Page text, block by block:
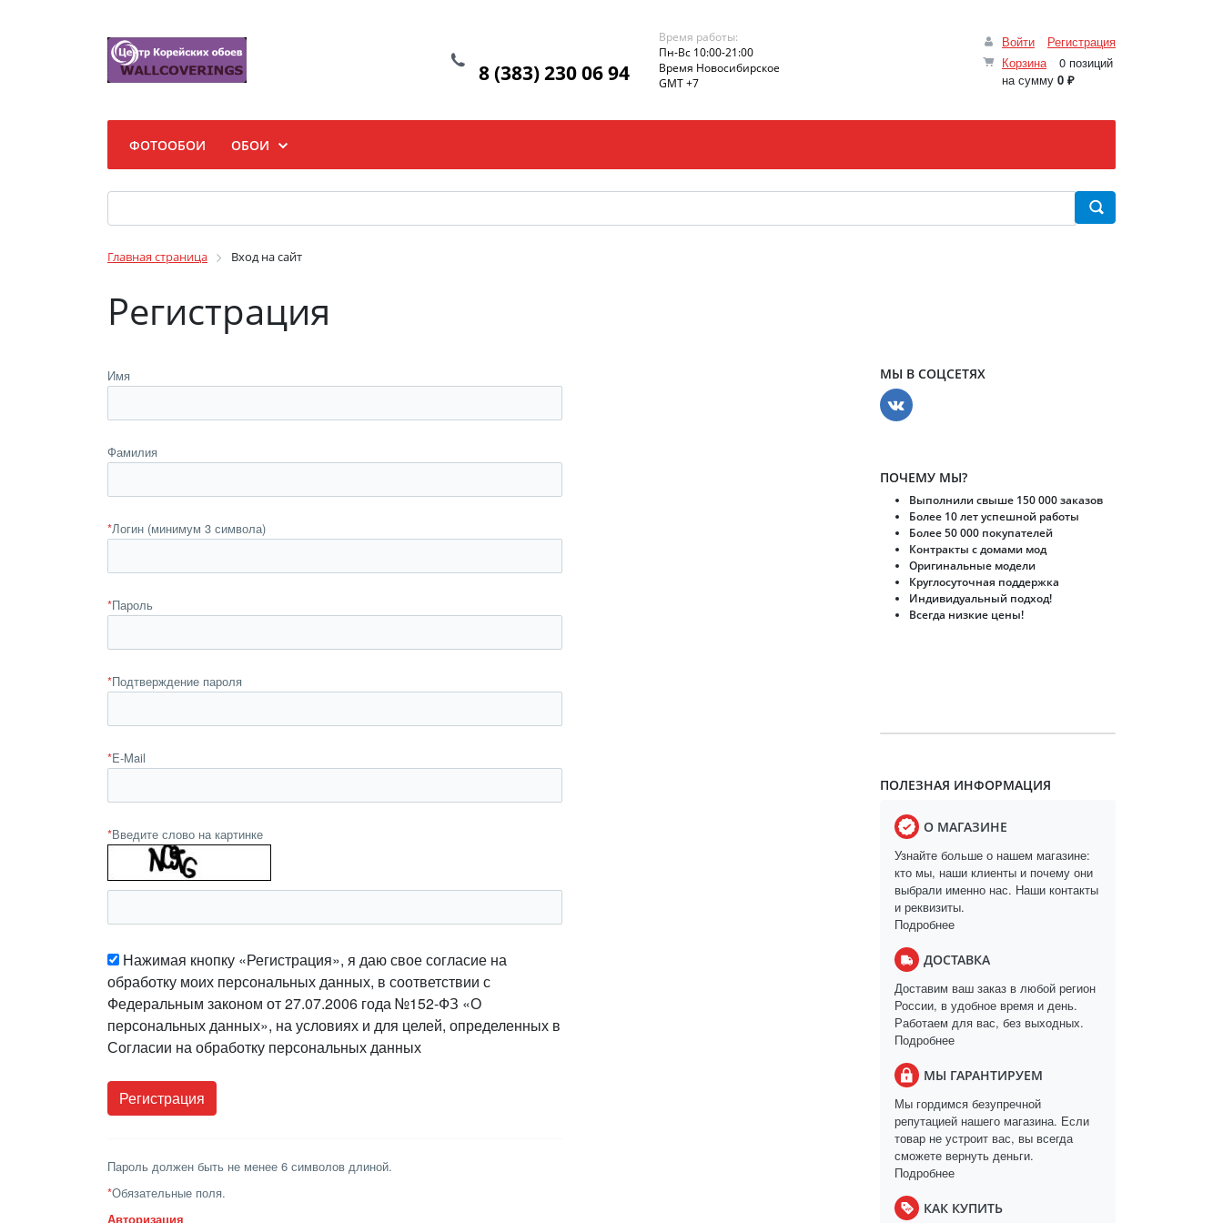
Войти
Регистрация
Корзина
0 позиций
на сумму 0 ₽
8 (383) 230 06 94
Время работы:
Пн-Вс 10:00-21:00
Время Новосибирское
GMT +7
ФОТООБОИ ОБОИ
Главная страница Вход на сайт
Регистрация
Имя
Фамилия
*Логин (минимум 3 символа)
*Пароль
*Подтверждение пароля
*E-Mail
*Введите слово на картинке
Нажимая кнопку «Регистрация», я даю свое согласие на
обработку моих персональных данных, в соответствии с
Федеральным законом от 27.07.2006 года №152-ФЗ «О
персональных данных», на условиях и для целей, определенных в
Согласии на обработку персональных данных
Пароль должен быть не менее 6 символов длиной.
*Обязательные поля.
Авторизация
МЫ В СОЦСЕТЯХ
ПОЧЕМУ МЫ?
Выполнили свыше 150 000 заказов
Более 10 лет успешной работы
Более 50 000 покупателей
Контракты с домами мод
Оригинальные модели
Круглосуточная поддержка
Индивидуальный подход!
Всегда низкие цены!
ПОЛЕЗНАЯ ИНФОРМАЦИЯ
О МАГАЗИНЕ
Узнайте больше о нашем магазине:
кто мы, наши клиенты и почему они
выбрали именно нас. Наши контакты
и реквизиты.
Подробнее
ДОСТАВКА
Доставим ваш заказ в любой регион
России, в удобное время и день.
Работаем для вас, без выходных.
Подробнее
МЫ ГАРАНТИРУЕМ
Мы гордимся безупречной
репутацией нашего магазина. Если
товар не устроит вас, вы всегда
сможете вернуть деньги.
Подробнее
КАК КУПИТЬ